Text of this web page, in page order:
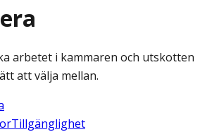
arbetet i kammaren och utskotten
att välja mellan.
Tillgänglighet